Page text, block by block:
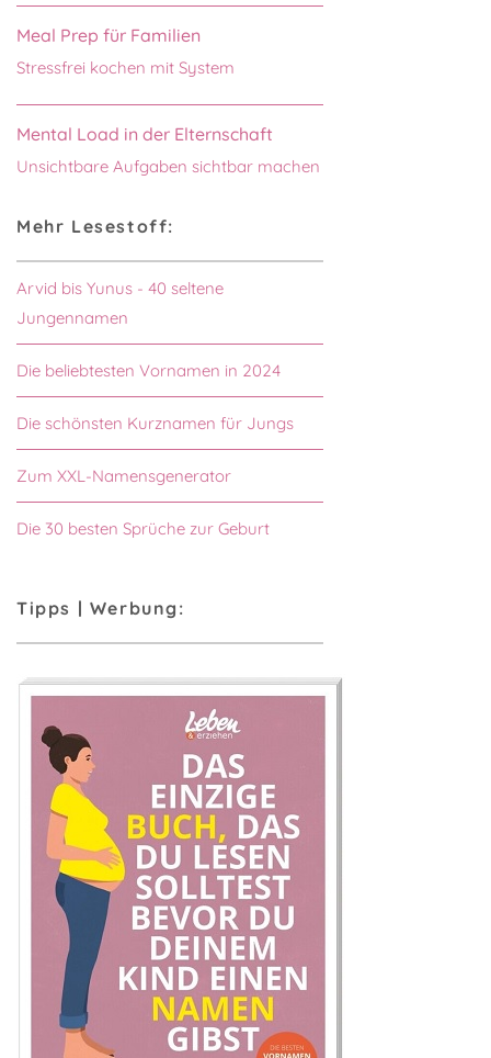
Meal Prep für Familien
Stressfrei kochen mit System
Mental Load in der Elternschaft
Unsichtbare Aufgaben sichtbar machen
Mehr Lesestoff:
Arvid bis Yunus - 40 seltene
Jungennamen
Die beliebtesten Vornamen in 2024
Die schönsten Kurznamen für Jungs
Zum XXL-Namensgenerator
Die 30 besten Sprüche zur Geburt
Tipps | Werbung: